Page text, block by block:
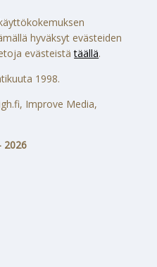
hyväksyt evästeiden
evästeistätäällä.
1998.
Improve Media,
2026